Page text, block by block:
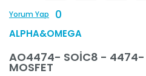
Yorum Yap 0
ALPHA&OMEGA
AO4474- SOİC8 - 4474-
MOSFET